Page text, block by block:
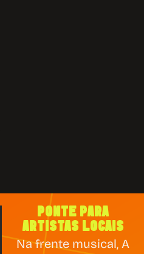
PONTE PARA
ARTISTAS LOCAIS
Na frente musical, A